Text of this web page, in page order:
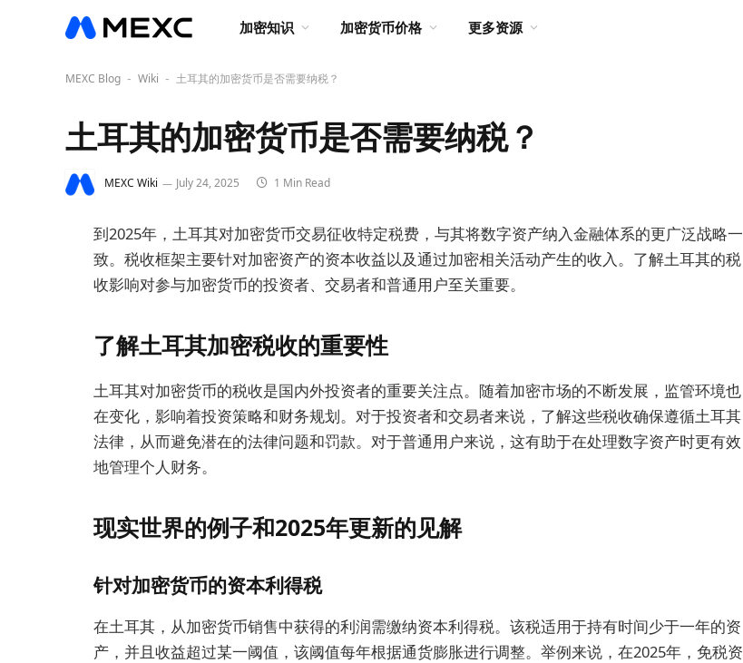
加密知识 加密货币价格 更多资源
MEXC Blog - Wiki - 土耳其的加密货币是否需要纳税？
土耳其的加密货币是否需要纳税？
MEXC Wiki July 24, 2025 1 Min Read
到2025年，土耳其对加密货币交易征收特定税费，与其将数字资产纳入金融体系的更广泛战略一
致。税收框架主要针对加密资产的资本收益以及通过加密相关活动产生的收入。了解土耳其的税
收影响对参与加密货币的投资者、交易者和普通用户至关重要。
了解土耳其加密税收的重要性
土耳其对加密货币的税收是国内外投资者的重要关注点。随着加密市场的不断发展，监管环境也
在变化，影响着投资策略和财务规划。对于投资者和交易者来说，了解这些税收确保遵循土耳其
法律，从而避免潜在的法律问题和罚款。对于普通用户来说，这有助于在处理数字资产时更有效
地管理个人财务。
现实世界的例子和2025年更新的见解
针对加密货币的资本利得税
在土耳其，从加密货币销售中获得的利润需缴纳资本利得税。该税适用于持有时间少于一年的资
产，并且收益超过某一阈值，该阈值每年根据通货膨胀进行调整。举例来说，在2025年，免税资